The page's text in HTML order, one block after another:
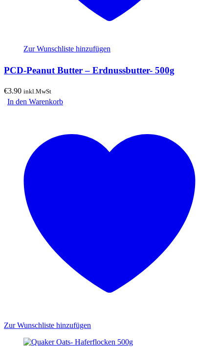
Zur Wunschliste hinzufügen
PCD-Peanut Butter – Erdnussbutter- 500g
€3.90 inkl.MwSt
In den Warenkorb
Zur Wunschliste hinzufügen